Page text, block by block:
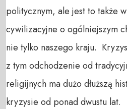
politycznym, ale jest to także
cywilizacyjne o ogólniejszym
nie tylko naszego kraju.
z tym odchodzenie od
religijnych ma dużo dłuższą
kryzysie od ponad dwustu lat.